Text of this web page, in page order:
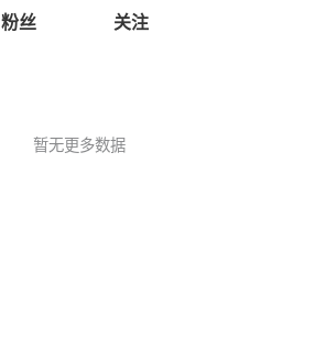
粉丝 关注
暂无更多数据